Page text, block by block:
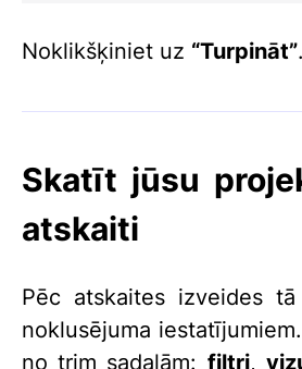
Noklikšķiniet uz “Turpināt”.
Skatīt jūsu
atskaiti
Pēc atskaites izveides
noklusējuma
no trim sadaļām: filtri,